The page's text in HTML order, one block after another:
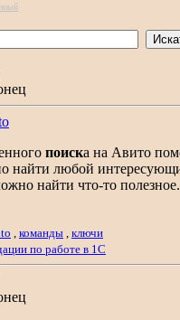
поиска на Авито
найти любой
найти что-то
команды ключи
по работе в 1С